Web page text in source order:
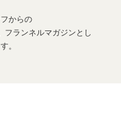
からの
フランネルマガジンとし
。